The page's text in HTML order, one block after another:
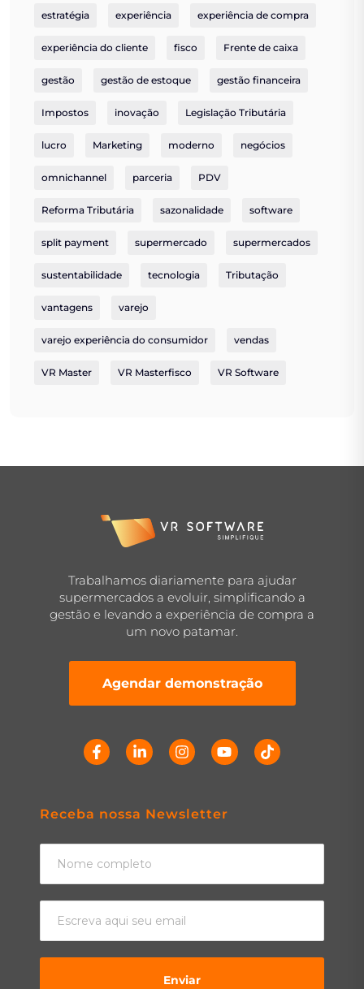
estratégia experiência experiência de compra
experiência do cliente fisco Frente de caixa
gestão gestão de estoque gestão financeira
Impostos inovação Legislação Tributária
lucro Marketing moderno negócios
omnichannel parceria PDV
Reforma Tributária sazonalidade software
split payment supermercado supermercados
sustentabilidade tecnologia Tributação
vantagens varejo
varejo experiência do consumidor vendas
VR Master VR Masterfisco VR Software
Trabalhamos diariamente para ajudar
supermercados a evoluir, simplificando a
gestão e levando a experiência de compra a
um novo patamar.
Agendar demonstração
Receba nossa Newsletter
Enviar